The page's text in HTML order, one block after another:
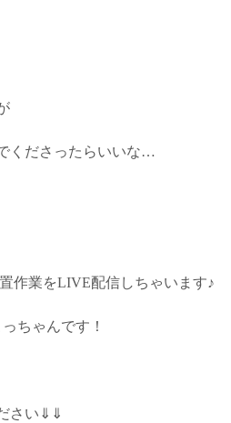
くださったらいいな…
作業をLIVE配信しちゃいます♪
ちゃんです！
さい⇓⇓